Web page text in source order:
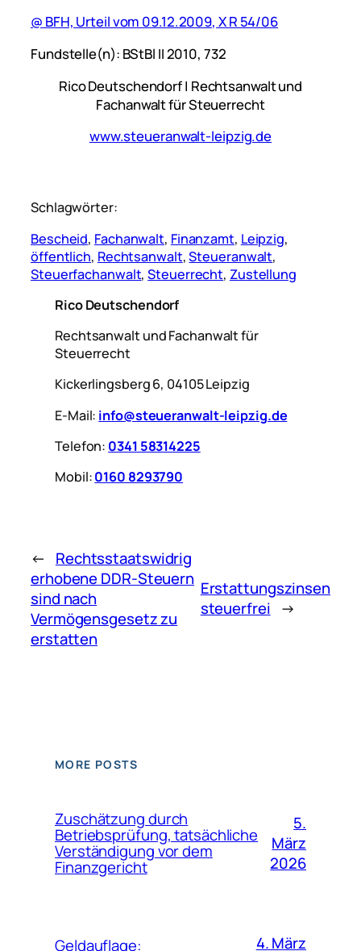
@ BFH, Urteil vom 09.12.2009, X R 54/06
Fundstelle(n): BStBl II 2010, 732
Rico Deutschendorf | Rechtsanwalt und
Fachanwalt für Steuerrecht
www.steueranwalt-leipzig.de
Schlagwörter:
Bescheid, Fachanwalt, Finanzamt, Leipzig
öffentlich, Rechtsanwalt, Steueranwalt
Steuerfachanwalt, Steuerrecht, Zustellung
Rico Deutschendorf
Rechtsanwalt und Fachanwalt für
Steuerrecht
Kickerlingsberg 6, 04105 Leipzig
E-Mail: info@steueranwalt-leipzig.de
Telefon: 0341 58314225
Mobil:0160 8293790
←
Rechtsstaatswidrig
erhobene DDR-Steuern
sind nach
Vermögensgesetz zu
erstatten
Erstattungszinsen
steuerfrei →
MORE POSTS
Zuschätzung durch
Betriebsprüfung, tatsächliche
Verständigung vor dem
Finanzgericht
5.
März
2026
Geldauflage: 4. März